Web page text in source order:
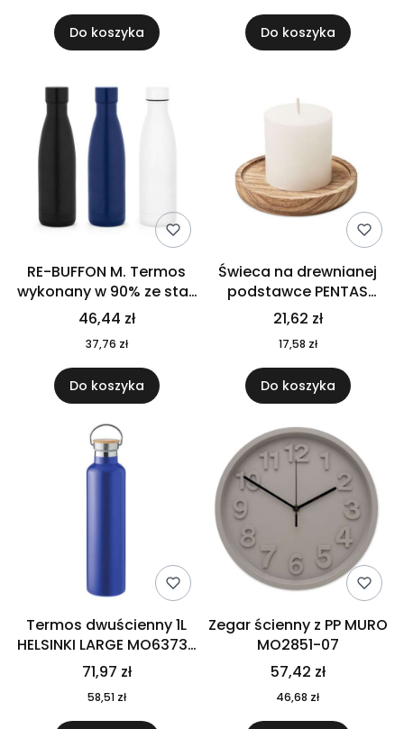
Do koszyka Do koszyka
RE-BUFFON M. Termos
wykonany w 90% ze stali
nierdzewnej
pochodzącej z
recyklingu 520 ml 94294
46,44 zł
37,76 zł
Do koszyka
Świeca na drewnianej
podstawce PENTAS
MO6282-40
21,62 zł
17,58 zł
Do koszyka
Termos dwuścienny 1L
HELSINKI LARGE MO6373-
04
71,97 zł
58,51 zł
Zegar ścienny z PP MURO
MO2851-07
57,42 zł
46,68 zł